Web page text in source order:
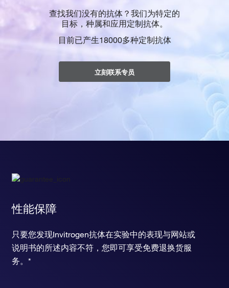
查找我们没有的抗体？我们为特定的
目标，种属和应用定制抗体。
目前已产生18000多种定制抗体
立刻联系专员
性能保障
只要您发现Invitrogen抗体在实验中的表现与网站或
说明书的所述内容不符，您即可享受免费退换货服
务。*